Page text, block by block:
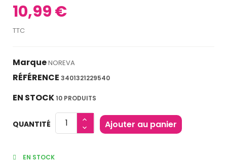
10,99 €
TTC
MarqueNOREVA
RÉFÉRENCE 3401321229540
EN STOCK10 PRODUITS
QUANTITÉ Ajouter au panier
EN STOCK